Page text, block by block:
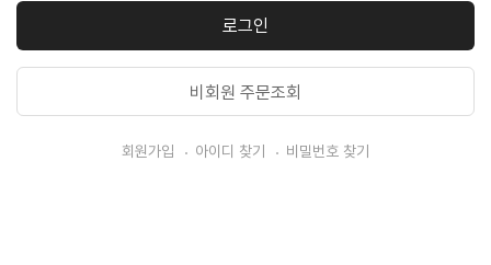
로그인
비회원 주문조회
회원가입 아이디 찾기 비밀번호 찾기